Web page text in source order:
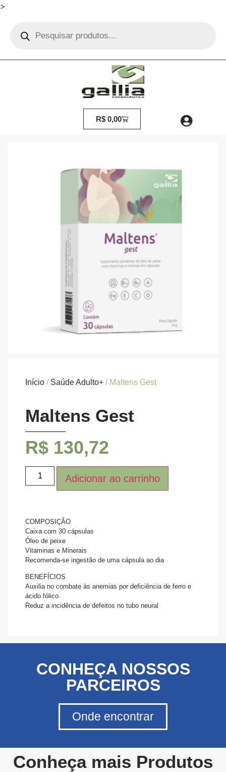
>
R$0,00
Início / Saúde Adulto+ / Maltens Gest
Maltens Gest
R$ 130,72
Adicionar ao carrinho
COMPOSIÇÃO
Caixa com 30 cápsulas
Óleo de peixe
Vitaminas e Minerais
Recomenda-se ingestão de uma cápsula ao dia
BENEFÍCIOS
Auxilia no combate às anemias por deficiência de ferro e
ácido fólico.
Reduz a incidência de defeitos no tubo neural
CONHEÇA NOSSOS
PARCEIROS
Onde encontrar
Conheça mais Produtos